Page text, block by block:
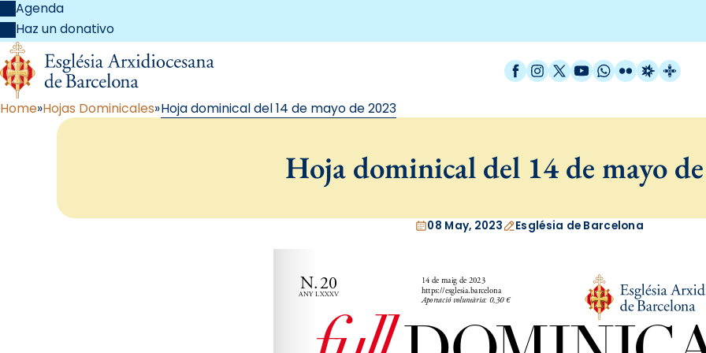
Agenda
Haz un donativo
Facebook
Instagram
X / Twitter
YouTube
WhatsApp
FlickrRadio
Home Hojas Dominicales Hoja dominical del 14 de mayo de 2023
Hoja dominical del 14 de mayo
08 May, 2023 Església de Barcelona